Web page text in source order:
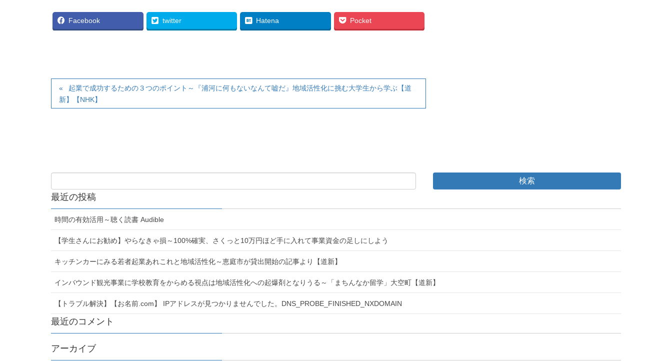
Facebook twitter Hatena Pocket
起業で成功するための３つのポイント～『浦河に何もないなんて嘘だ』地域活性化に挑む大学生から学ぶ【道
新】【NHK】
最近の投稿
時間の有効活用～聴く読書 Audible
【学生さんにお勧め】やらなきゃ損～100%確実、さくっと10万円ほど手に入れて事業資金の足しにしよう
キッチンカーにみる若者起業あれこれと地域活性化～恵庭市が貸出開始の記事より【道新】
インバウンド観光事業に学校教育をからめる視点は地域活性化への起爆剤となりうる～「まちんなか留学」大空町【道新】
【トラブル解決】【お名前.com】 IPアドレスが見つかりませんでした。DNS_PROBE_FINISHED_NXDOMAIN
最近のコメント
アーカイブ